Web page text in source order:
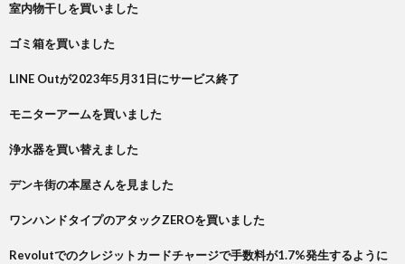
室内物干しを買いました
ゴミ箱を買いました
LINE Outが2023年5月31日にサービス終了
モニターアームを買いました
浄水器を買い替えました
デンキ街の本屋さんを見ました
ワンハンドタイプのアタックZEROを買いました
Revolutでのクレジットカードチャージで手数料が1.7%発生するように